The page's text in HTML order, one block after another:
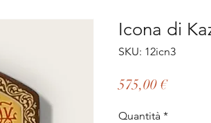
Icona di
SKU: 12icn3
575,00 €Prezzo
Quantità *